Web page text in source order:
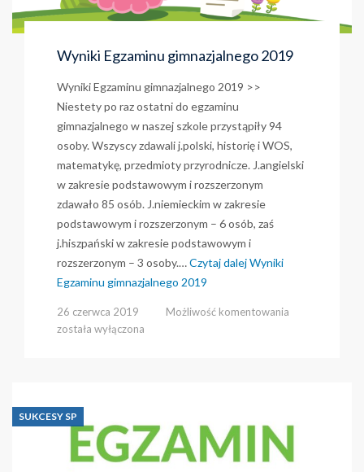
Wyniki Egzaminu gimnazjalnego 2019
Wyniki Egzaminu gimnazjalnego 2019 >>
Niestety po raz ostatni do egzaminu
gimnazjalnego w naszej szkole przystąpiły 94
osoby. Wszyscy zdawali j.polski, historię i WOS,
matematykę, przedmioty przyrodnicze. J.angielski
w zakresie podstawowym i rozszerzonym
zdawało 85 osób. J.niemieckim w zakresie
podstawowym i rozszerzonym – 6 osób, zaś
j.hiszpański w zakresie podstawowym i
rozszerzonym – 3 osoby.…Czytaj dalejWyniki
Egzaminu gimnazjalnego 2019
26 czerwca 2019 Możliwość komentowania
została wyłączona
SUKCESY SP